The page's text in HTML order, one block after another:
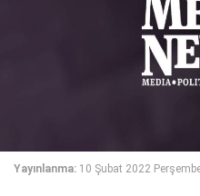
Yayınlanma: 10 Şubat 2022